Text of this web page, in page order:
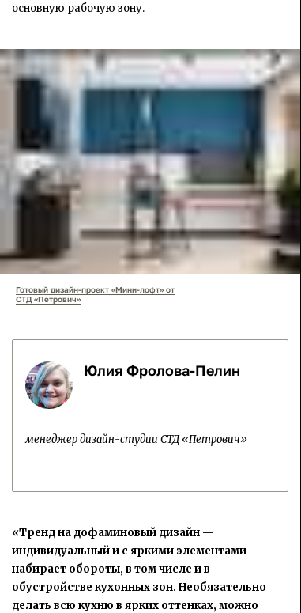
основную рабочую зону.
Готовый дизайн-проект «Мини-лофт» от
СТД «Петрович»
Юлия Фролова-Пелин
менеджер дизайн-студии СТД «Петрович»
«Тренд на дофаминовый дизайн —
индивидуальный и с яркими элементами —
набирает обороты, в том числе и в
обустройстве кухонных зон. Необязательно
делать всю кухню в ярких оттенках, можно